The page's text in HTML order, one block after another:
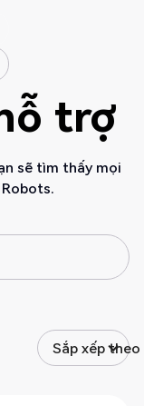
trợ
sẽ tìm thấy mọi
Sắp xếp theo